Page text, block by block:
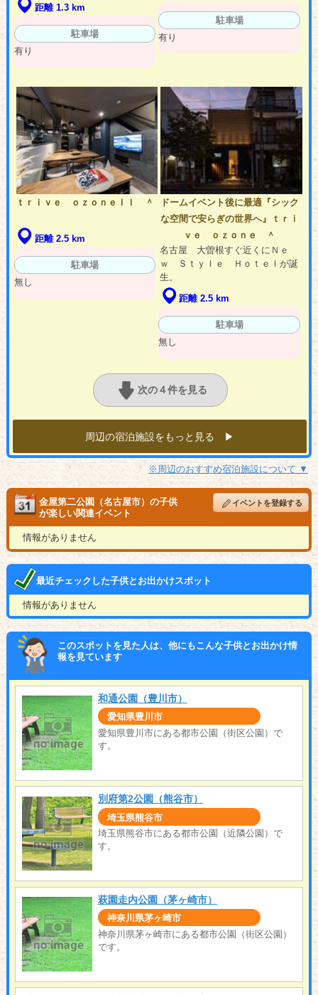
距離 1.3 km
駐車場
有り
駐車場
有り
ｔｒｉｖｅ ｏｚｏｎｅＩＩ ＾
距離 2.5 km
駐車場
無し
ドームイベント後に最適『シック
な空間で安らぎの世界へ』ｔｒｉ
ｖｅ ｏｚｏｎｅ ＾
名古屋 大曽根すぐ近くにＮｅ
ｗ Ｓｔｙｌｅ Ｈｏｔｅｌが誕
生。
距離 2.5 km
駐車場
無し
次の４件を見る
周辺の宿泊施設をもっと見る ▶︎
※周辺のおすすめ宿泊施設について ▼
金屋第二公園（名古屋市）の子供
が楽しい関連イベント
イベントを登録する
情報がありません
最近チェックした子供とお出かけスポット
情報がありません
このスポットを見た人は、他にもこんな子供とお出かけ情
報を見ています
和通公園（豊川市）
愛知県豊川市
愛知県豊川市にある都市公園（街区公園）で
す。
別府第2公園（熊谷市）
埼玉県熊谷市
埼玉県熊谷市にある都市公園（近隣公園）で
す。
萩園走内公園（茅ヶ崎市）
神奈川県茅ヶ崎市
神奈川県茅ヶ崎市にある都市公園（街区公園）
です。